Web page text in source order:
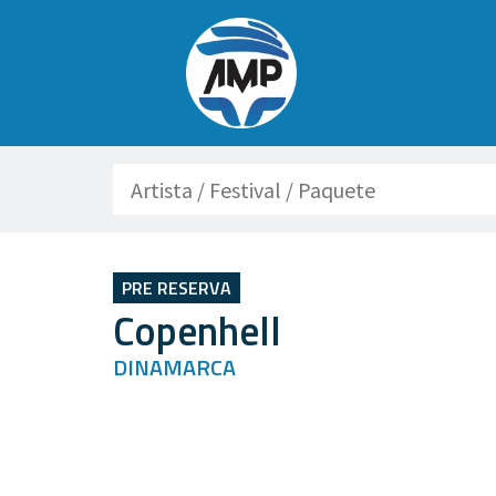
PRE RESERVA
Copenhell
DINAMARCA